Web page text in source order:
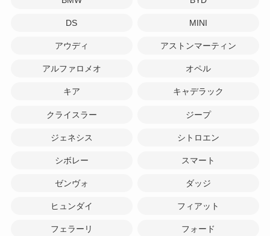
DS MINI
アウディ アストンマーティン
アルファロメオ オペル
キア キャデラック
クライスラー ジープ
ジェネシス シトロエン
シボレー スマート
ゼンヴォ ダッジ
ヒュンダイ フィアット
フェラーリ フォード